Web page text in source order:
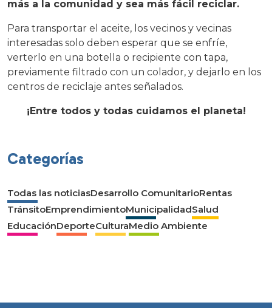
más a la comunidad y sea más fácil reciclar.
Para transportar el aceite, los vecinos y vecinas
interesadas solo deben esperar que se enfríe,
verterlo en una botella o recipiente con tapa,
previamente filtrado con un colador, y dejarlo en los
centros de reciclaje antes señalados.
¡Entre todos y todas cuidamos el planeta!
Categorías
Todas las noticiasDesarrollo ComunitarioRentas
TránsitoEmprendimientoMunicipalidadSalud
EducaciónDeporteCulturaMedio Ambiente